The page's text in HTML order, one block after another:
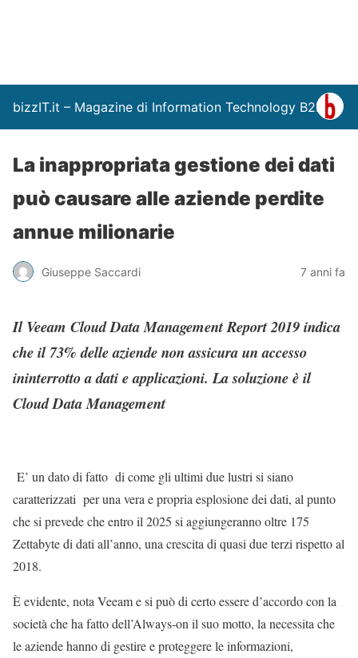
bizzIT.it – Magazine di Information Technology B2B
La inappropriata gestione dei dati
può causare alle aziende perdite
annue milionarie
Giuseppe Saccardi 7 anni fa
Il Veeam Cloud Data Management Report 2019 indica
che il 73% delle aziende non assicura un accesso
ininterrotto a dati e applicazioni. La soluzione è il
Cloud Data Management
E’ un dato di fatto di come gli ultimi due lustri si siano
caratterizzati per una vera e propria esplosione dei dati, al punto
che si prevede che entro il 2025 si aggiungeranno oltre 175
Zettabyte di dati all’anno, una crescita di quasi due terzi rispetto al
2018.
È evidente, nota Veeam e si può di certo essere d’accordo con la
società che ha fatto dell’Always-on il suo motto, la necessita che
le aziende hanno di gestire e proteggere le informazioni,